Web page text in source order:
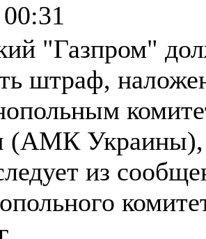
"Газпром"
штраф,
(АМК Украины),
из